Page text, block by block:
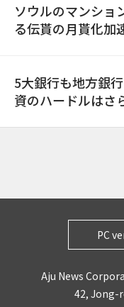
ソウルのマンショ
る伝貰の月貰化加
5大銀行も地方銀
資のハードルはさ
PC
Aju News
42, Jong-